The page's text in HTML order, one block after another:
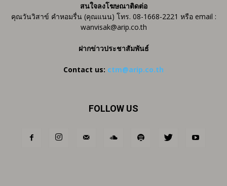
สนใจลงโฆษณาติดต่อ
คุณวันวิสาข์ คำหอมรื่น (คุณแนน) โทร. 08-1668-2221 หรือ email :
wanvisak@arip.co.th
ฝากข่าวประชาสัมพันธ์
Contact us: ctm@arip.co.th
FOLLOW US